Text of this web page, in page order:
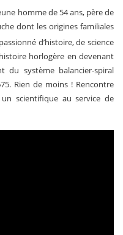
homme de 54 ans, père de
dont les origines familiales
d’histoire, de science
horlogère en devenant
du système balancier-spiral
Rien de moins ! Rencontre
scientifique au service de